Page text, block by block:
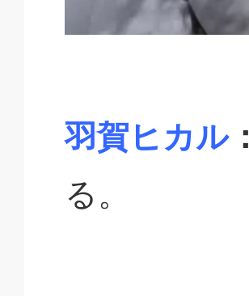
羽賀ヒカル：
る。